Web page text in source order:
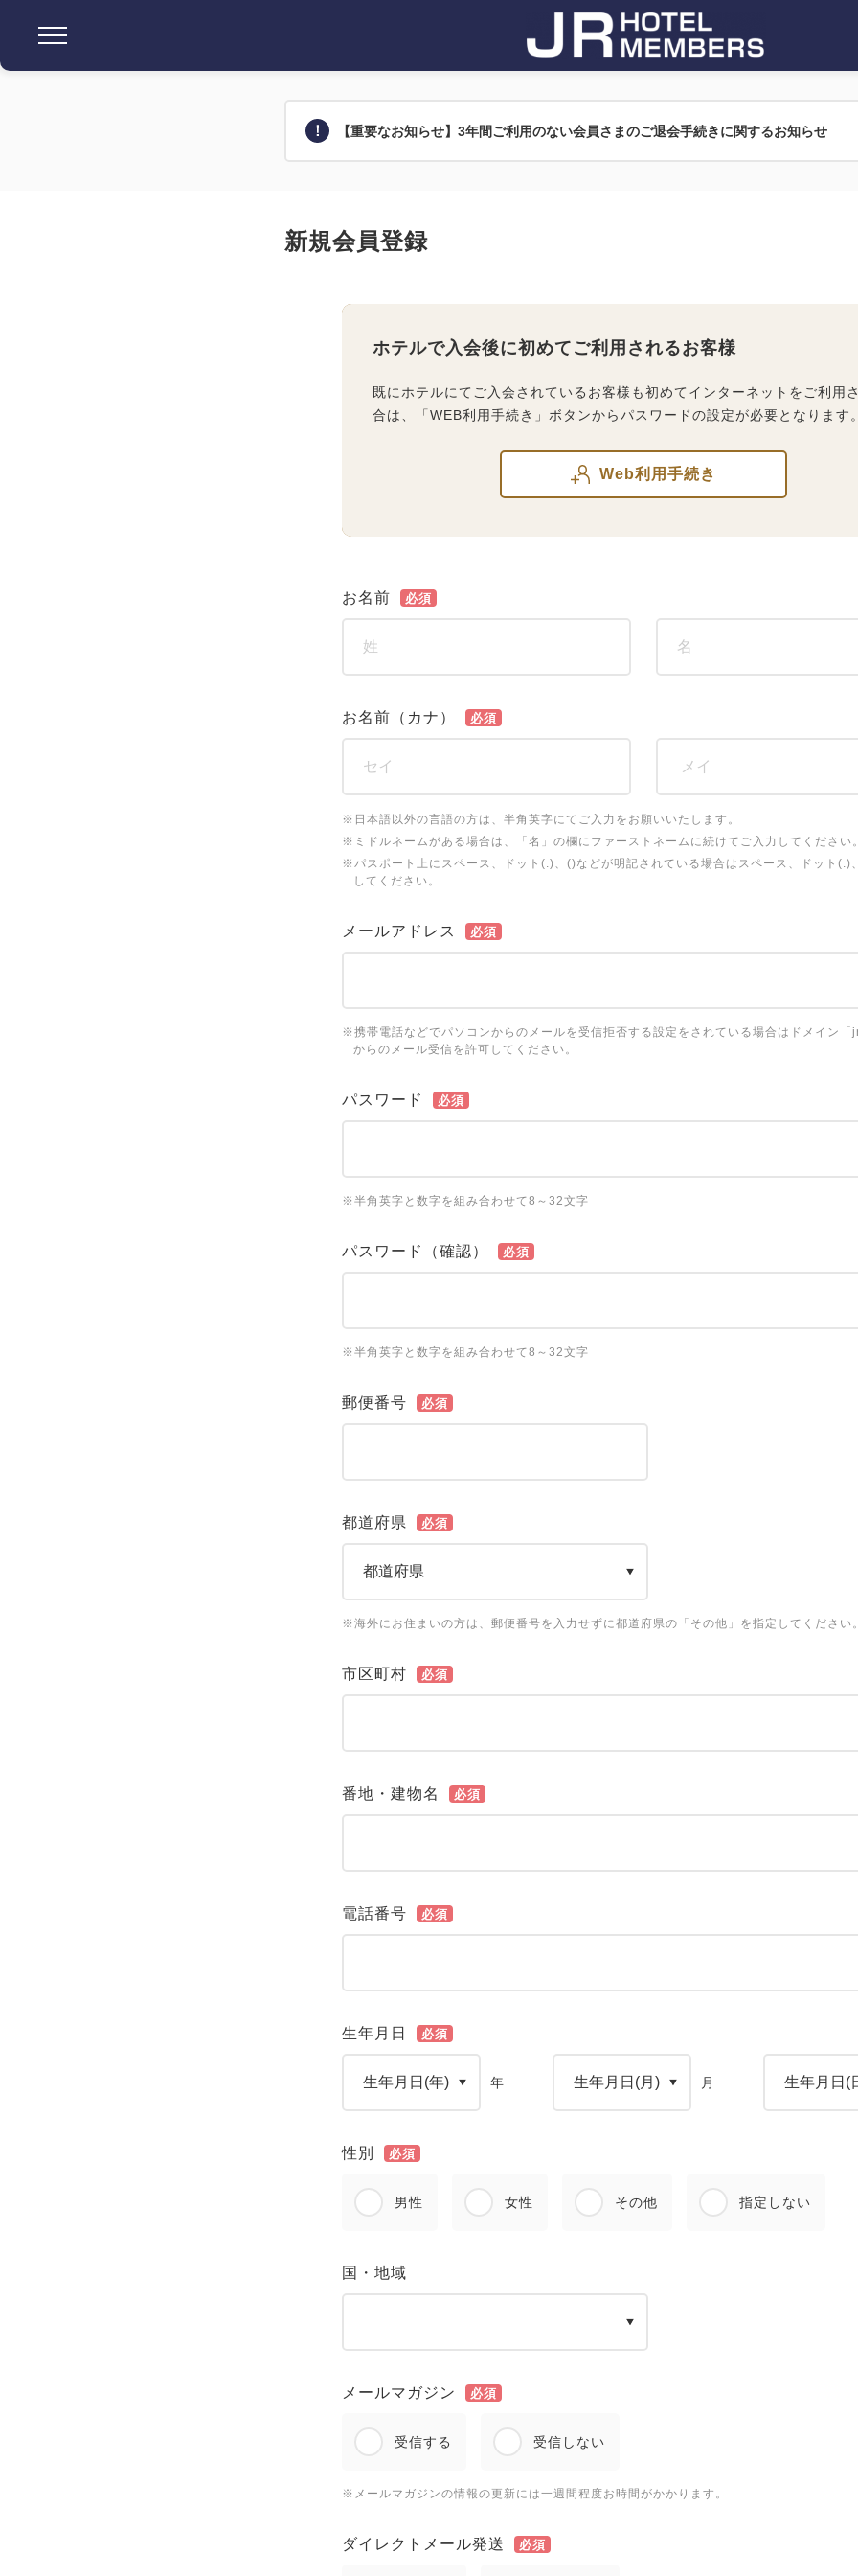
【重要なお知らせ】3年間ご利用のない会員さまのご退会手続きに関するお知らせ
新規会員登録
ホテルで入会後に初めてご利用されるお客様
既にホテルにてご入会されているお客様も初めてインターネットをご利用
合は、「WEB利用手続き」ボタンからパスワードの設定が必要となります
Web利用手続き
お名前 必須
お名前（カナ） 必須
※日本語以外の言語の方は、半角英字にてご入力をお願いいたします。
※ミドルネームがある場合は、「名」の欄にファーストネームに続けてご入力してください
※パスポート上にスペース、ドット(.)、()などが明記されている場合はスペース、ドット(.)
してください。
メールアドレス 必須
※携帯電話などでパソコンからのメールを受信拒否する設定をされている場合はドメイン
からのメール受信を許可してください。
パスワード 必須
※半角英字と数字を組み合わせて8～32文字
パスワード（確認） 必須
※半角英字と数字を組み合わせて8～32文字
郵便番号 必須
都道府県 必須
※海外にお住まいの方は、郵便番号を入力せずに都道府県の「その他」を指定してください
市区町村 必須
番地・建物名 必須
電話番号 必須
生年月日 必須
年 月
性別 必須
男性 女性 その他 指定しない
国・地域
メールマガジン 必須
受信する 受信しない
※メールマガジンの情報の更新には一週間程度お時間がかかります。
ダイレクトメール発送 必須